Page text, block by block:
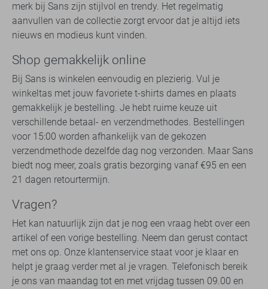
merk bij Sans zijn stijlvol en trendy. Het regelmatig
aanvullen van de collectie zorgt ervoor dat je altijd iets
nieuws en modieus kunt vinden.
Shop gemakkelijk online
Bij Sans is winkelen eenvoudig en plezierig. Vul je
winkeltas met jouw favoriete t-shirts dames en plaats
gemakkelijk je bestelling. Je hebt ruime keuze uit
verschillende betaal- en verzendmethodes. Bestellingen
voor 15:00 worden afhankelijk van de gekozen
verzendmethode dezelfde dag nog verzonden. Maar Sans
biedt nog meer, zoals gratis bezorging vanaf €95 en een
21 dagen retourtermijn.
Vragen?
Het kan natuurlijk zijn dat je nog een vraag hebt over een
artikel of een vorige bestelling. Neem dan gerust contact
met ons op. Onze klantenservice staat voor je klaar en
helpt je graag verder met al je vragen. Telefonisch bereik
je ons van maandag tot en met vrijdag tussen 09.00 en